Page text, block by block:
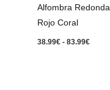
Alfombra Redonda
Rojo Coral
38.99€ - 83.99€